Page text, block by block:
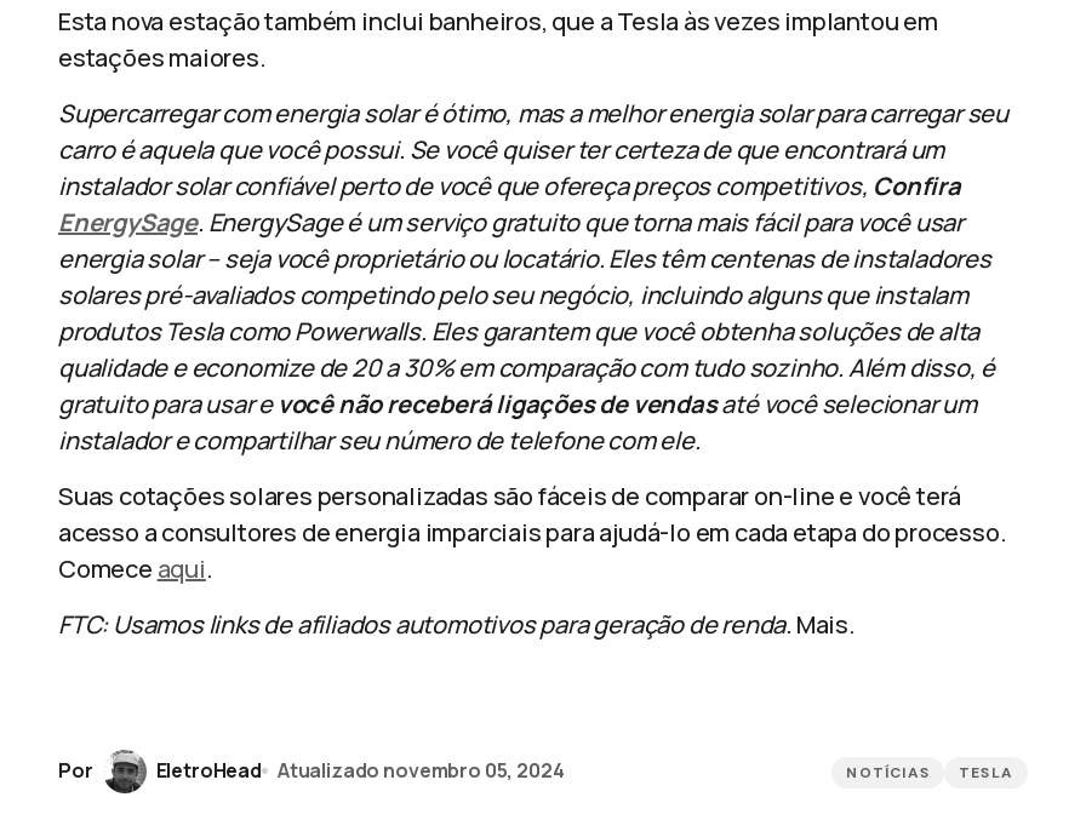
Esta nova estação também inclui banheiros, que a Tesla às vezes implantou em
estações maiores.
Supercarregar com energia solar é ótimo, mas a melhor energia solar para carregar seu
carro é aquela que você possui. Se você quiser ter certeza de que encontrará um
instalador solar confiável perto de você que ofereça preços competitivos, Confira
EnergySage. EnergySage é um serviço gratuito que torna mais fácil para você usar
energia solar – seja você proprietário ou locatário. Eles têm centenas de instaladores
solares pré-avaliados competindo pelo seu negócio, incluindo alguns que instalam
produtos Tesla como Powerwalls. Eles garantem que você obtenha soluções de alta
qualidade e economize de 20 a 30% em comparação com tudo sozinho. Além disso, é
gratuito para usar e você não receberá ligações de vendasaté você selecionar um
instalador e compartilhar seu número de telefone com ele.
Suas cotações solares personalizadas são fáceis de comparar on-line e você terá
acesso a consultores de energia imparciais para ajudá-lo em cada etapa do processo.
Comece aqui.
FTC: Usamos links de afiliados automotivos para geração de renda. Mais.
Por EletroHead Atualizado novembro 05, 2024 NOTÍCIAS TESLA